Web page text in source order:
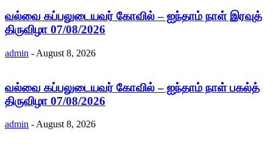
வல்வை கப்பலுடையவர் கோவில் – ஐந்தாம் நாள் இரவுத்
திருவிழா 07/08/2026
admin - August 8, 2026
வல்வை கப்பலுடையவர் கோவில் – ஐந்தாம் நாள் பகல்த்
திருவிழா 07/08/2026
admin - August 8, 2026